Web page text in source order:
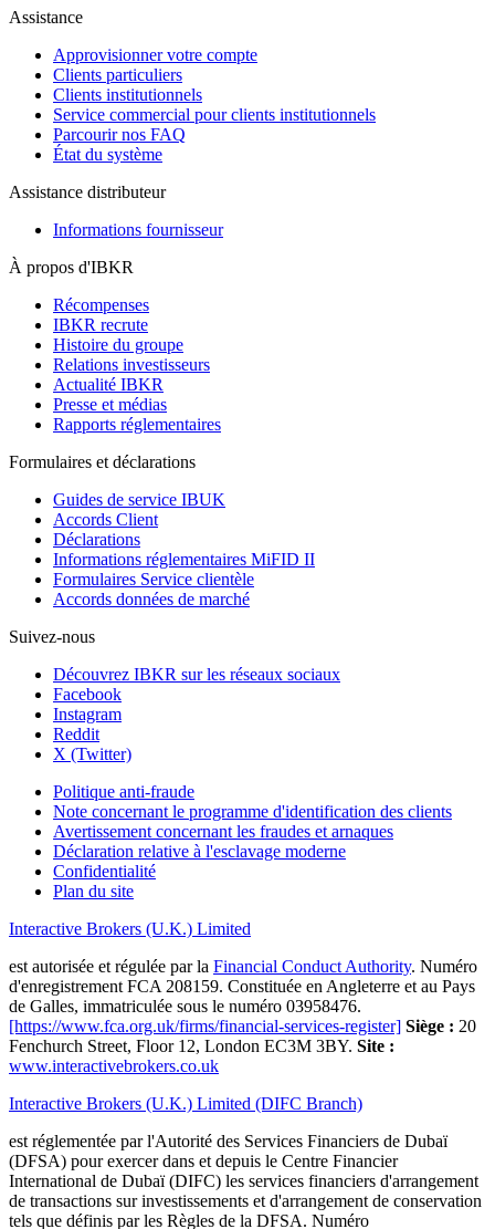
Assistance
Approvisionner votre compte
Clients particuliers
Clients institutionnels
Service commercial pour clients institutionnels
Parcourir nos FAQ
État du système
Assistance distributeur
Informations fournisseur
À propos d'IBKR
Récompenses
IBKR recrute
Histoire du groupe
Relations investisseurs
Actualité IBKR
Presse et médias
Rapports réglementaires
Formulaires et déclarations
Guides de service IBUK
Accords Client
Déclarations
Informations réglementaires MiFID II
Formulaires Service clientèle
Accords données de marché
Suivez-nous
Découvrez IBKR sur les réseaux sociaux
Facebook
Instagram
Reddit
X (Twitter)
Politique anti-fraude
Note concernant le programme d'identification des clients
Avertissement concernant les fraudes et arnaques
Déclaration relative à l'esclavage moderne
Confidentialité
Plan du site
Interactive Brokers (U.K.) Limited
est autorisée et régulée par la Financial Conduct Authority. Numéro
d'enregistrement FCA 208159. Constituée en Angleterre et au Pays
de Galles, immatriculée sous le numéro 03958476.
[https://www.fca.org.uk/firms/financial-services-register] Siège : 20
Fenchurch Street, Floor 12, London EC3M 3BY. Site :
www.interactivebrokers.co.uk
Interactive Brokers (U.K.) Limited (DIFC Branch)
est réglementée par l'Autorité des Services Financiers de Dubaï
(DFSA) pour exercer dans et depuis le Centre Financier
International de Dubaï (DIFC) les services financiers d'arrangement
de transactions sur investissements et d'arrangement de conservation
tels que définis par les Règles de la DFSA. Numéro